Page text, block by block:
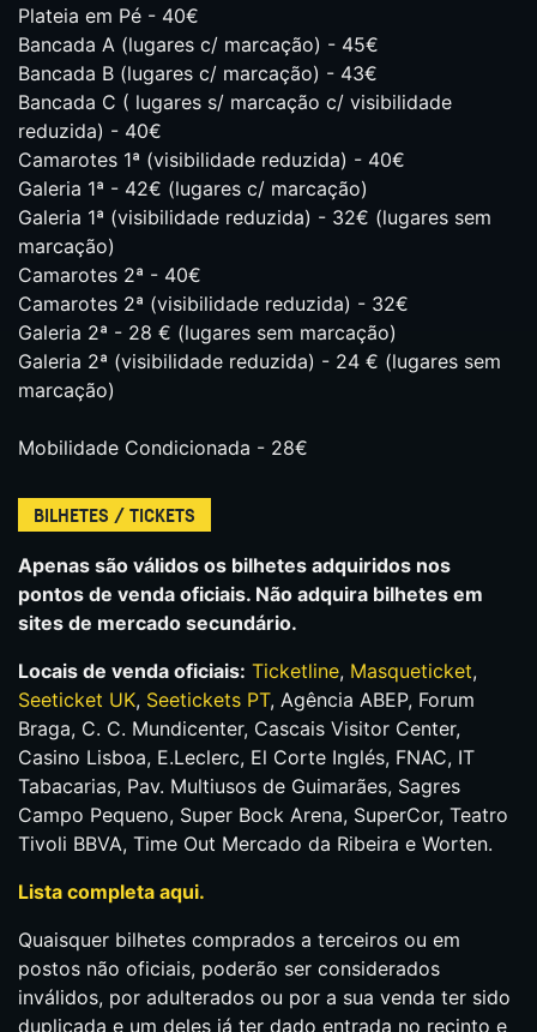
Plateia em Pé - 40€
Bancada A (lugares c/ marcação) - 45€
Bancada B (lugares c/ marcação) - 43€
Bancada C ( lugares s/ marcação c/ visibilidade
reduzida) - 40€
Camarotes 1ª (visibilidade reduzida) - 40€
Galeria 1ª - 42€ (lugares c/ marcação)
Galeria 1ª (visibilidade reduzida) - 32€ (lugares sem
marcação)
Camarotes 2ª - 40€
Camarotes 2ª (visibilidade reduzida) - 32€
Galeria 2ª - 28 € (lugares sem marcação)
Galeria 2ª (visibilidade reduzida) - 24 € (lugares sem
marcação)
Mobilidade Condicionada - 28€
BILHETES / TICKETS
Apenas são válidos os bilhetes adquiridos nos
pontos de venda oficiais. Não adquira bilhetes em
sites de mercado secundário.
Locais de venda oficiais: Ticketline, Masqueticket,
Seeticket UK, Seetickets PT, Agência ABEP, Forum
Braga, C. C. Mundicenter, Cascais Visitor Center,
Casino Lisboa, E.Leclerc, El Corte Inglés, FNAC, IT
Tabacarias, Pav. Multiusos de Guimarães, Sagres
Campo Pequeno, Super Bock Arena, SuperCor, Teatro
Tivoli BBVA, Time Out Mercado da Ribeira e Worten.
Lista completa aqui.
Quaisquer bilhetes comprados a terceiros ou em
postos não oficiais, poderão ser considerados
inválidos, por adulterados ou por a sua venda ter sido
duplicada e um deles já ter dado entrada no recinto e